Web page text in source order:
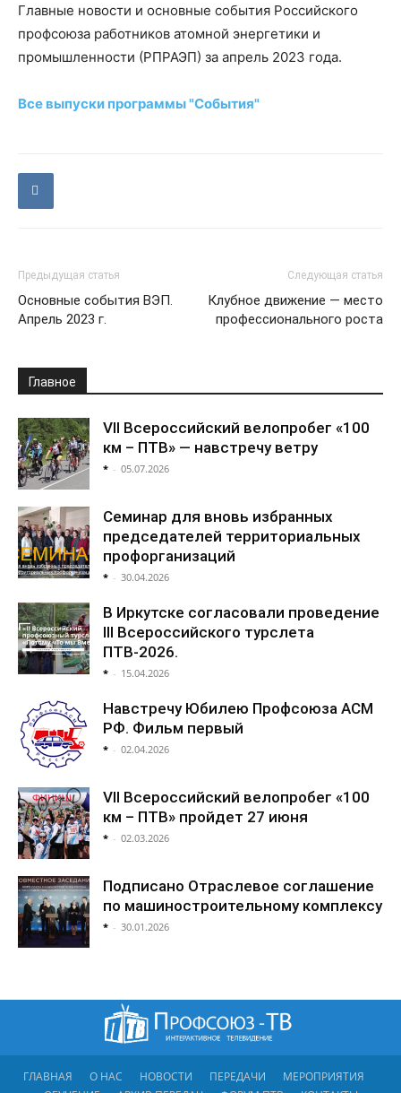
Главные новости и основные события Российского
профсоюза работников атомной энергетики и
промышленности (РПРАЭП) за апрель 2023 года.
Все выпуски программы "События"
Предыдущая статья
Основные события ВЭП.
Апрель 2023 г.
Следующая статья
Клубное движение — место
профессионального роста
Главное
VII Всероссийский велопробег «100
км – ПТВ» — навстречу ветру
* - 05.07.2026
Семинар для вновь избранных
председателей территориальных
профорганизаций
* - 30.04.2026
В Иркутске согласовали проведение
III Всероссийского турслета
ПТВ-2026.
* - 15.04.2026
Навстречу Юбилею Профсоюза АСМ
РФ. Фильм первый
* - 02.04.2026
VII Всероссийский велопробег «100
км – ПТВ» пройдет 27 июня
* - 02.03.2026
Подписано Отраслевое соглашение
по машиностроительному комплексу
* - 30.01.2026
ГЛАВНАЯ О НАС НОВОСТИ ПЕРЕДАЧИ
МЕРОПРИЯТИЯ